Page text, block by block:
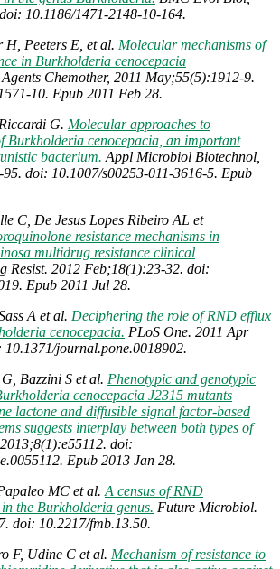
10.1186/1471-2148-10-164.
H, Peeters E, et al. Molecular mechanisms of
in Burkholderia cenocepacia
Chemother, 2011 May;55(5):1912-9.
10. Epub 2011 Feb 28.
G. Molecular approaches to
Burkholderia cenocepacia, an important
bacterium. Appl Microbiol Biotechnol,
doi: 10.1007/s00253-011-3616-5. Epub
C, De Jesus Lopes Ribeiro AL et
resistance mechanisms in
multidrug resistance clinical
Resist. 2012 Feb;18(1):23-32. doi:
Epub 2011 Jul 28.
A et al. Deciphering the role of RND efflux
cenocepacia. PLoS One. 2011 Apr
journal.pone.0018902.
Bazzini S et al. Phenotypic and genotypic
cenocepacia J2315 mutants
lactone and diffusible signal factor-based
suggests interplay between both types of
doi:
Epub 2013 Jan 28.
MC et al. A census of RND
the Burkholderia genus. Future Microbiol.
doi: 10.2217/fmb.13.50.
F, Udine C et al. Mechanism of resistance to